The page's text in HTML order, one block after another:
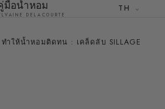
มือน้ำหอม
DELACOURTE
TH
ทำให้น้ำหอมติดทน : เคล็ดลับ SILLAGE